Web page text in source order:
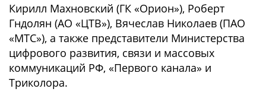
Кирилл Махновский (ГК «Орион»), Роберт
Гндолян (АО «ЦТВ»), Вячеслав Николаев (ПАО
«МТС»), а также представители Министерства
цифрового развития, связи и массовых
коммуникаций РФ, «Первого канала» и
Триколора.